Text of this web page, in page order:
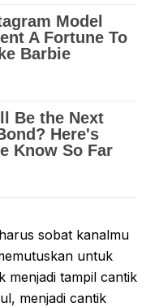
harus sobat kanalmu
untuk
menjadi tampil cantik
menjadi cantik